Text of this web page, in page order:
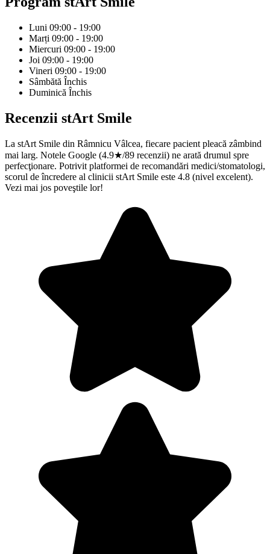
Luni 09:00 - 19:00
Marți 09:00 - 19:00
Miercuri 09:00 - 19:00
Joi 09:00 - 19:00
Vineri 09:00 - 19:00
Sâmbătă Închis
Duminică Închis
Recenzii stArt Smile
La stArt Smile din Râmnicu Vâlcea, fiecare pacient pleacă zâmbind
mai larg. Notele Google (4.9★/89 recenzii) ne arată drumul spre
perfecţionare. Potrivit platformei de recomandări medici/stomatologi,
scorul de încredere al clinicii stArt Smile este 4.8 (nivel excelent).
Vezi mai jos poveştile lor!